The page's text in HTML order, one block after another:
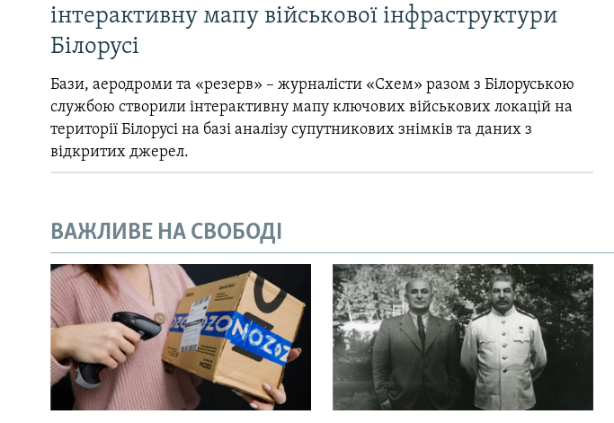
інтерактивну мапу військової інфраструктури
Білорусі
Бази, аеродроми та «резерв» – журналісти «Схем» разом з Білоруською
службою створили інтерактивну мапу ключових військових локацій на
території Білорусі на базі аналізу супутникових знімків та даних з
відкритих джерел.
ВАЖЛИВЕ НА СВОБОДІ